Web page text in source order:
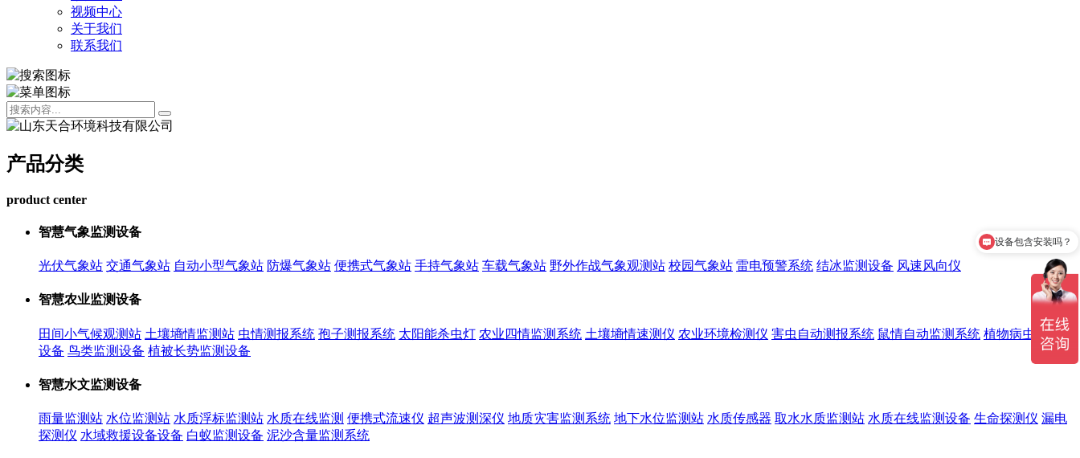
视频中心
关于我们
联系我们
产品分类
product center
智慧气象监测设备
光伏气象站 交通气象站 自动小型气象站 防爆气象站 便携式气象站 手持气象站 车载气象站 野外作战气象观测站 校园气象站 雷电预警系统 结冰监测设备 风速风向仪
智慧农业监测设备
田间小气候观测站 土壤墒情监测站 虫情测报系统 孢子测报系统 太阳能杀虫灯 农业四情监测系统 土壤墒情速测仪 农业环境检测仪 害虫自动测报系统 鼠情自动监测系统 植物病虫害监测
设备 鸟类监测设备 植被长势监测设备
智慧水文监测设备
雨量监测站 水位监测站 水质浮标监测站 水质在线监测 便携式流速仪 超声波测深仪 地质灾害监测系统 地下水位监测站 水质传感器 取水水质监测站 水质在线监测设备 生命探测仪 漏电
探测仪 水域救援设备设备 白蚁监测设备 泥沙含量监测系统
质保时间是多久？